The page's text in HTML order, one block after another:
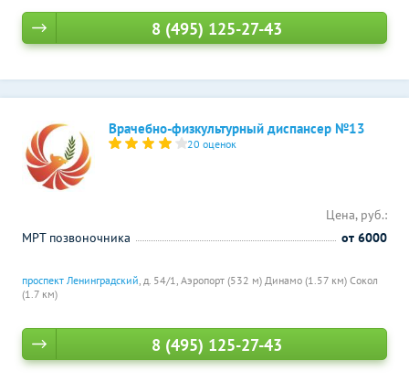
8 (495) 125-27-43
Врачебно-физкультурный диспансер №13
20 оценок
проспект Ленинградский, д. 54/1, Аэропорт (532 м) Динамо (1.57 км) Сокол
(1.7 км)
Цена, руб.:
МРТ позвоночника
от 6000
8 (495) 125-27-43